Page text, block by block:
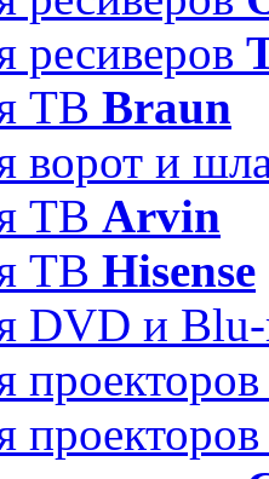
ресиверов
ТВ Braun
ворот и
ТВ Arvin
ТВ Hisense
DVD и